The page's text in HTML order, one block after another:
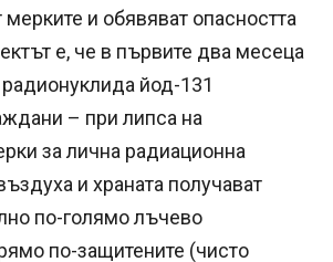
мерките и обявяват опасността
е, че в първите два месеца
радионуклида йод-131
– при липса на
за лична радиационна
и храната получават
по-голямо лъчево
по-защитените (чисто